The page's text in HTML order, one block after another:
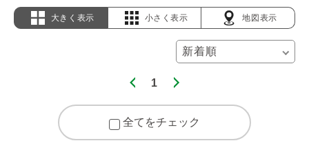
大きく表示 小さく表示 地図表示
1
全てをチェック